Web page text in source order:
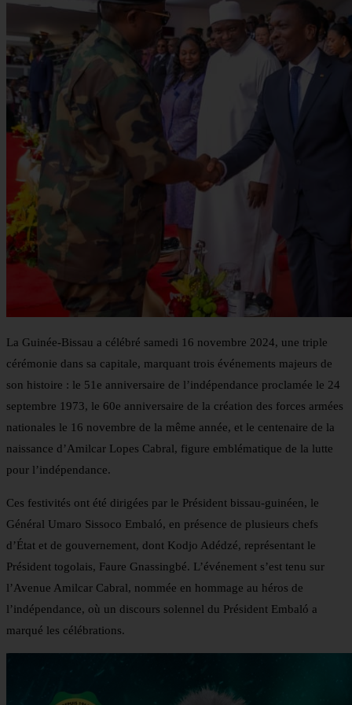
La Guinée-Bissau a célébré samedi 16 novembre 2024, une triple
cérémonie dans sa capitale, marquant trois événements majeurs de
son histoire : le 51e anniversaire de l’indépendance proclamée le 24
septembre 1973, le 60e anniversaire de la création des forces armées
nationales le 16 novembre de la même année, et le centenaire de la
naissance d’Amilcar Lopes Cabral, figure emblématique de la lutte
pour l’indépendance.
Ces festivités ont été dirigées par le Président bissau-guinéen, le
Général Umaro Sissoco Embaló, en présence de plusieurs chefs
d’État et de gouvernement, dont Kodjo Adédzé, représentant le
Président togolais, Faure Gnassingbé. L’événement s’est tenu sur
l’Avenue Amilcar Cabral, nommée en hommage au héros de
l’indépendance, où un discours solennel du Président Embaló a
marqué les célébrations.